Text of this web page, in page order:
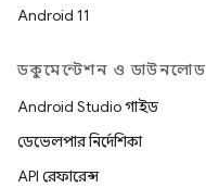
Android 11
ডকুমেন্টেশন ও ডাউনলোড
Android Studio গাইড
ডেভেলপার নির্দেশিকা
API রেফারেন্স